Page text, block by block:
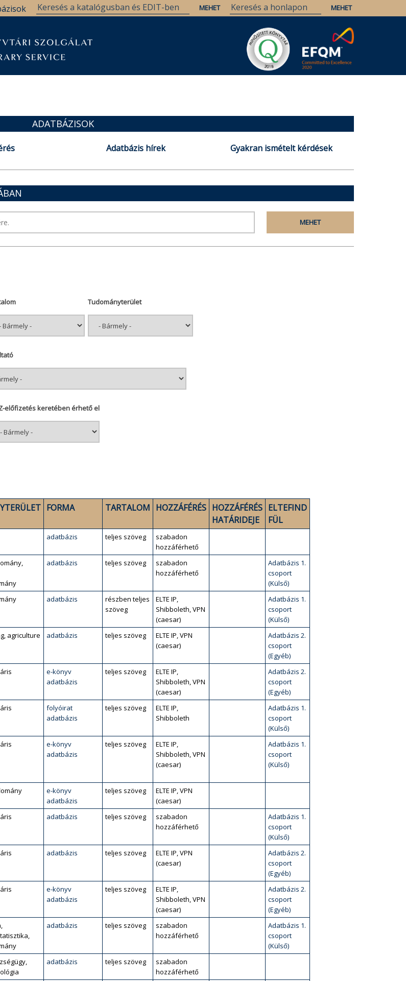
ADATBÁZISOK
Adatbázis hírek Gyakran ismételt kérdések
Tudományterület
előfizetés keretében érhető el
FORMA TARTALOM HOZZÁFÉRÉS HOZZÁFÉRÉS
HATÁRIDEJE
ELTEFIND
FÜL
adatbázis teljes szöveg
szabadon
hozzáférhető
adatbázis teljes szöveg
szabadon
hozzáférhető
Adatbázis 1.
csoport
(Külső)
adatbázis
részben teljes
szöveg
ELTE IP,
Shibboleth, VPN
(caesar)
Adatbázis 1.
csoport
(Külső)
agriculture adatbázis teljes szöveg
ELTE IP, VPN
(caesar)
Adatbázis 2.
csoport
(Egyéb)
e-könyv
adatbázis
teljes szöveg
ELTE IP,
Shibboleth, VPN
(caesar)
Adatbázis 2.
csoport
(Egyéb)
folyóirat
adatbázis
teljes szöveg
ELTE IP,
Shibboleth
Adatbázis 1.
csoport
(Külső)
e-könyv
adatbázis
teljes szöveg
ELTE IP,
Shibboleth, VPN
(caesar)
Adatbázis 1.
csoport
(Külső)
e-könyv
adatbázis
teljes szöveg
ELTE IP, VPN
(caesar)
adatbázis teljes szöveg
szabadon
hozzáférhető
Adatbázis 1.
csoport
(Külső)
adatbázis teljes szöveg
ELTE IP, VPN
(caesar)
Adatbázis 2.
csoport
(Egyéb)
e-könyv
adatbázis
teljes szöveg
ELTE IP,
Shibboleth, VPN
(caesar)
Adatbázis 2.
csoport
(Egyéb)
adatbázis teljes szöveg
szabadon
hozzáférhető
Adatbázis 1.
csoport
(Külső)
adatbázis teljes szöveg
szabadon
hozzáférhető